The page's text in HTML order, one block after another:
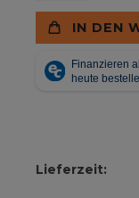
IN DEN
Lieferzeit: